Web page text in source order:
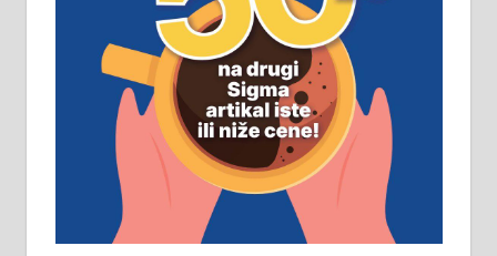
Рудник и флотација Рудник
д.о.о. Рудник запошљава 20
помоћника рудара. Услови:
Основна школа, пожељно радно
искуство на истим и сличним
пословима, али не и неопходан
услов. Обезбеђен смештај,
превоз, исхрана. 032/57-41-122 –
локал 22
Пружам услуге завршних радова